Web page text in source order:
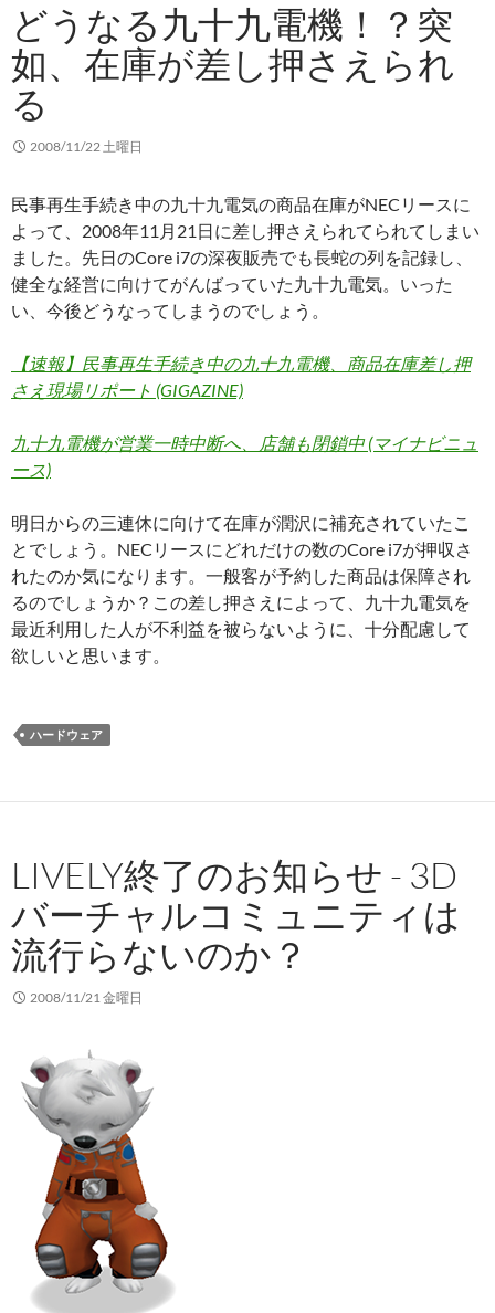
どうなる九十九電機！？突
如、在庫が差し押さえられ
る
2008/11/22 土曜日
民事再生手続き中の九十九電気の商品在庫がNECリースに
よって、2008年11月21日に差し押さえられてられてしまい
ました。先日のCore i7の深夜販売でも長蛇の列を記録し、
健全な経営に向けてがんばっていた九十九電気。いった
い、今後どうなってしまうのでしょう。
【速報】民事再生手続き中の九十九電機、商品在庫差し押
さえ現場リポート (GIGAZINE)
九十九電機が営業一時中断へ、店舗も閉鎖中 (マイナビニュ
ース)
明日からの三連休に向けて在庫が潤沢に補充されていたこ
とでしょう。NECリースにどれだけの数のCore i7が押収さ
れたのか気になります。一般客が予約した商品は保障され
るのでしょうか？この差し押さえによって、九十九電気を
最近利用した人が不利益を被らないように、十分配慮して
欲しいと思います。
ハードウェア
LIVELY終了のお知らせ - 3D
バーチャルコミュニティは
流行らないのか？
2008/11/21 金曜日